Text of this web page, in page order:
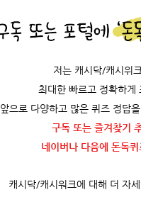
저는 캐시닥/캐시위
최대한 빠르고 정확하게
앞으로 다양하고 많은 퀴즈 정답
구독 또는 즐겨찾기
네이버나 다음에 돈독퀴
캐시닥/캐시워크에 대해 더 자세